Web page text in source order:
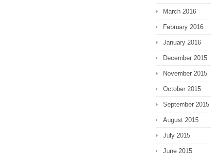
March 2016
February 2016
January 2016
December 2015
November 2015
October 2015
September 2015
August 2015
July 2015
June 2015